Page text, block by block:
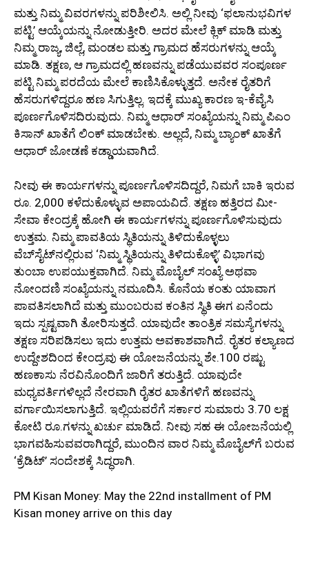
ಮತ್ತು ನಿಮ್ಮ ವಿವರಗಳನ್ನು ಪರಿಶೀಲಿಸಿ. ಅಲ್ಲಿ ನೀವು ‘ಫಲಾನುಭವಿಗಳ
ಪಟ್ಟಿ’ ಆಯ್ಕೆಯನ್ನು ನೋಡುತ್ತೀರಿ. ಅದರ ಮೇಲೆ ಕ್ಲಿಕ್ ಮಾಡಿ ಮತ್ತು
ನಿಮ್ಮ ರಾಜ್ಯ, ಜಿಲ್ಲೆ, ಮಂಡಲ ಮತ್ತು ಗ್ರಾಮದ ಹೆಸರುಗಳನ್ನು ಆಯ್ಕೆ
ಮಾಡಿ. ತಕ್ಷಣ, ಆ ಗ್ರಾಮದಲ್ಲಿ ಹಣವನ್ನು ಪಡೆಯುವವರ ಸಂಪೂರ್ಣ
ಪಟ್ಟಿ ನಿಮ್ಮ ಪರದೆಯ ಮೇಲೆ ಕಾಣಿಸಿಕೊಳ್ಳುತ್ತದೆ. ಅನೇಕ ರೈತರಿಗೆ
ಹೆಸರುಗಳಿದ್ದರೂ ಹಣ ಸಿಗುತ್ತಿಲ್ಲ. ಇದಕ್ಕೆ ಮುಖ್ಯ ಕಾರಣ ಇ-ಕೆವೈಸಿ
ಪೂರ್ಣಗೊಳಿಸದಿರುವುದು. ನಿಮ್ಮ ಆಧಾರ್ ಸಂಖ್ಯೆಯನ್ನು ನಿಮ್ಮ ಪಿಎಂ
ಕಿಸಾನ್ ಖಾತೆಗೆ ಲಿಂಕ್ ಮಾಡಬೇಕು. ಅಲ್ಲದೆ, ನಿಮ್ಮ ಬ್ಯಾಂಕ್ ಖಾತೆಗೆ
ಆಧಾರ್ ಜೋಡಣೆ ಕಡ್ಡಾಯವಾಗಿದೆ.
ನೀವು ಈ ಕಾರ್ಯಗಳನ್ನು ಪೂರ್ಣಗೊಳಿಸದಿದ್ದರೆ, ನಿಮಗೆ ಬಾಕಿ ಇರುವ
ರೂ. 2,000 ಕಳೆದುಕೊಳ್ಳುವ ಅಪಾಯವಿದೆ. ತಕ್ಷಣ ಹತ್ತಿರದ ಮೀ-
ಸೇವಾ ಕೇಂದ್ರಕ್ಕೆ ಹೋಗಿ ಈ ಕಾರ್ಯಗಳನ್ನು ಪೂರ್ಣಗೊಳಿಸುವುದು
ಉತ್ತಮ. ನಿಮ್ಮ ಪಾವತಿಯ ಸ್ಥಿತಿಯನ್ನು ತಿಳಿದುಕೊಳ್ಳಲು
ವೆಬ್‌ಸೈಟ್‌ನಲ್ಲಿರುವ ‘ನಿಮ್ಮ ಸ್ಥಿತಿಯನ್ನು ತಿಳಿದುಕೊಳ್ಳಿ’ ವಿಭಾಗವು
ತುಂಬಾ ಉಪಯುಕ್ತವಾಗಿದೆ. ನಿಮ್ಮ ಮೊಬೈಲ್ ಸಂಖ್ಯೆ ಅಥವಾ
ನೋಂದಣಿ ಸಂಖ್ಯೆಯನ್ನು ನಮೂದಿಸಿ. ಕೊನೆಯ ಕಂತು ಯಾವಾಗ
ಪಾವತಿಸಲಾಗಿದೆ ಮತ್ತು ಮುಂಬರುವ ಕಂತಿನ ಸ್ಥಿತಿ ಈಗ ಏನೆಂದು
ಇದು ಸ್ಪಷ್ಟವಾಗಿ ತೋರಿಸುತ್ತದೆ. ಯಾವುದೇ ತಾಂತ್ರಿಕ ಸಮಸ್ಯೆಗಳನ್ನು
ತಕ್ಷಣ ಸರಿಪಡಿಸಲು ಇದು ಉತ್ತಮ ಅವಕಾಶವಾಗಿದೆ. ರೈತರ ಕಲ್ಯಾಣದ
ಉದ್ದೇಶದಿಂದ ಕೇಂದ್ರವು ಈ ಯೋಜನೆಯನ್ನು ಶೇ.100 ರಷ್ಟು
ಹಣಕಾಸು ನೆರವಿನೊಂದಿಗೆ ಜಾರಿಗೆ ತರುತ್ತಿದೆ. ಯಾವುದೇ
ಮಧ್ಯವರ್ತಿಗಳಿಲ್ಲದೆ ನೇರವಾಗಿ ರೈತರ ಖಾತೆಗಳಿಗೆ ಹಣವನ್ನು
ವರ್ಗಾಯಿಸಲಾಗುತ್ತಿದೆ. ಇಲ್ಲಿಯವರೆಗೆ ಸರ್ಕಾರ ಸುಮಾರು 3.70 ಲಕ್ಷ
ಕೋಟಿ ರೂ.ಗಳನ್ನು ಖರ್ಚು ಮಾಡಿದೆ. ನೀವು ಸಹ ಈ ಯೋಜನೆಯಲ್ಲಿ
ಭಾಗವಹಿಸುವವರಾಗಿದ್ದರೆ, ಮುಂದಿನ ವಾರ ನಿಮ್ಮ ಮೊಬೈಲ್‌ಗೆ ಬರುವ
‘ಕ್ರೆಡಿಟ್’ ಸಂದೇಶಕ್ಕೆ ಸಿದ್ಧರಾಗಿ.
PM Kisan Money: May the 22nd installment of PM
Kisan money arrive on this day